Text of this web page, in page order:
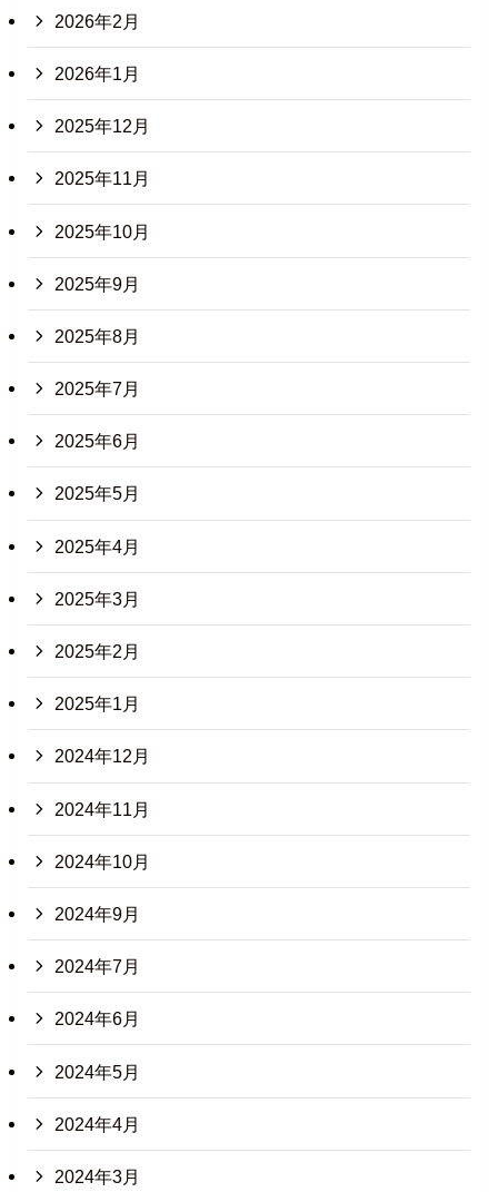
2026年2月
2026年1月
2025年12月
2025年11月
2025年10月
2025年9月
2025年8月
2025年7月
2025年6月
2025年5月
2025年4月
2025年3月
2025年2月
2025年1月
2024年12月
2024年11月
2024年10月
2024年9月
2024年7月
2024年6月
2024年5月
2024年4月
2024年3月